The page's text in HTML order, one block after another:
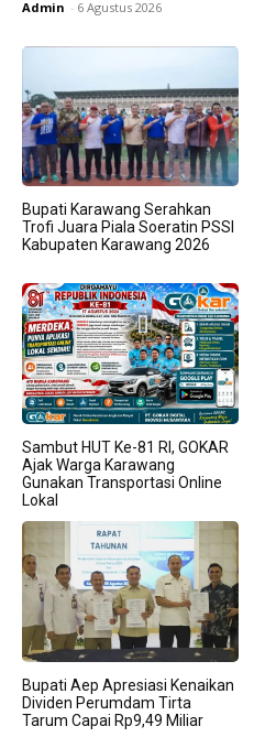
Admin - 6 Agustus 2026
Bupati Karawang Serahkan
Trofi Juara Piala Soeratin PSSI
Kabupaten Karawang 2026
Sambut HUT Ke-81 RI, GOKAR
Ajak Warga Karawang
Gunakan Transportasi Online
Lokal
Bupati Aep Apresiasi Kenaikan
Dividen Perumdam Tirta
Tarum Capai Rp9,49 Miliar